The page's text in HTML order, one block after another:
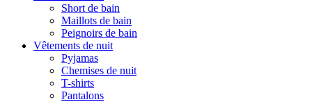
Short de bain
Maillots de bain
Peignoirs de bain
Vêtements de nuit
Pyjamas
Chemises de nuit
T-shirts
Pantalons